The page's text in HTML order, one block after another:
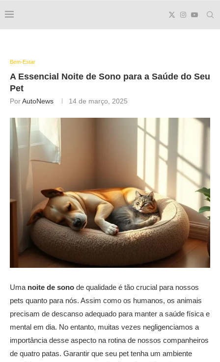
Bem-Estar
A Essencial Noite de Sono para a Saúde do Seu
Pet
PorAutoNews 14 de março, 2025
Uma noite de sono de qualidade é tão crucial para nossos
pets quanto para nós. Assim como os humanos, os animais
precisam de descanso adequado para manter a saúde física e
mental em dia. No entanto, muitas vezes negligenciamos a
importância desse aspecto na rotina de nossos companheiros
de quatro patas. Garantir que seu pet tenha um ambiente